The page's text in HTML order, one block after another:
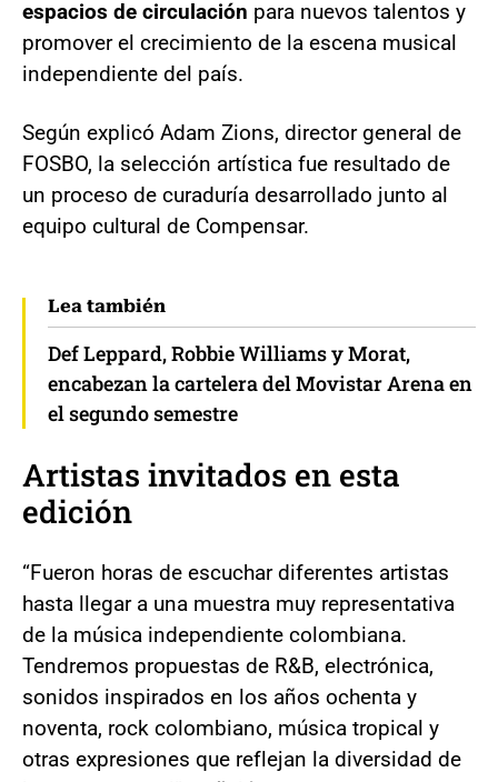
espacios de circulación para nuevos talentos y
promover el crecimiento de la escena musical
independiente del país.
Según explicó Adam Zions, director general de
FOSBO, la selección artística fue resultado de
un proceso de curaduría desarrollado junto al
equipo cultural de Compensar.
Lea también
Def Leppard, Robbie Williams y Morat,
encabezan la cartelera del Movistar Arena en
el segundo semestre
Artistas invitados en esta
edición
“Fueron horas de escuchar diferentes artistas
hasta llegar a una muestra muy representativa
de la música independiente colombiana.
Tendremos propuestas de R&B, electrónica,
sonidos inspirados en los años ochenta y
noventa, rock colombiano, música tropical y
otras expresiones que reflejan la diversidad de